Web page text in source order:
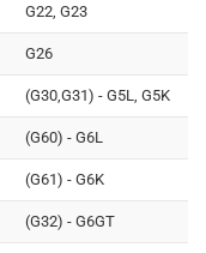
G22, G23
G26
(G30,G31) - G5L, G5K
(G60) - G6L
(G61) - G6K
(G32) - G6GT